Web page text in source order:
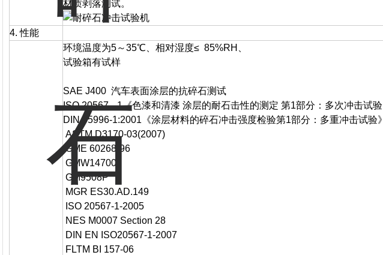
材质剥落测试。
4. 性能
环境温度为5～35℃、相对湿度≤ 85%RH、
试验箱有试样
SAE J400 汽车表面涂层的抗碎石测试
ISO 20567 --1《色漆和清漆 涂层的耐石击性的测定 第1部分：多次冲击试验
DIN 55996-1:2001《涂层材料的碎石冲击强度检验第1部分：多重冲击试验》
ASTM D3170-03(2007)
GME 60268-96
GMW14700
GM9508P
MGR ES30.AD.149
ISO 20567-1-2005
NES M0007 Section 28
DIN EN ISO20567-1-2007
FLTM BI 157-06